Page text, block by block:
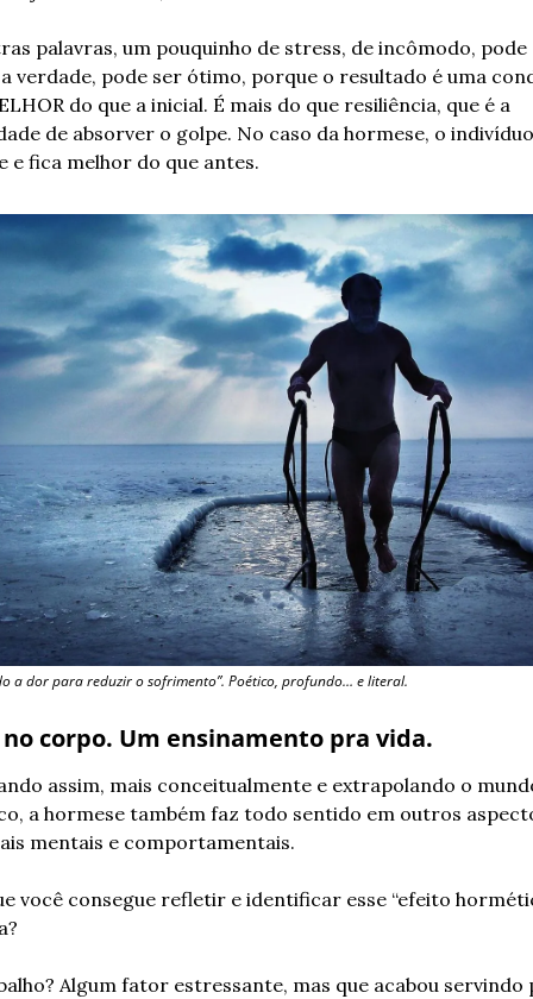
palavras, um pouquinho de stress, de incômodo, pode
verdade, pode ser ótimo, porque o resultado é uma
do que a inicial. É mais do que resiliência, que é a
de absorver o golpe. No caso da hormese, o indivíduo
e fica melhor do que antes.
a dor para reduzir o sofrimento”. Poético, profundo… e literal.
no corpo. Um ensinamento pra vida.
assim, mais conceitualmente e extrapolando o
a hormese também faz todo sentido em outros
mentais e comportamentais.
você consegue refletir e identificar esse “efeito
Algum fator estressante, mas que acabou servindo